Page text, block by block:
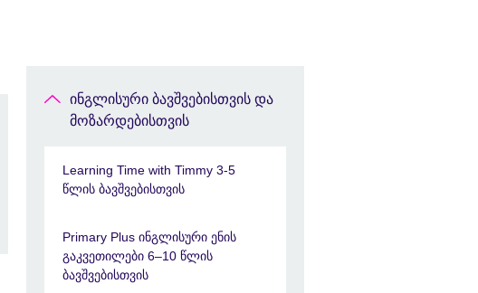
ინგლისური ბავშვებისთვის და
მოზარდებისთვის
Learning Time with Timmy 3-5
წლის ბავშვებისთვის
Primary Plus ინგლისური ენის
გაკვეთილები 6–10 წლის
ბავშვებისთვის